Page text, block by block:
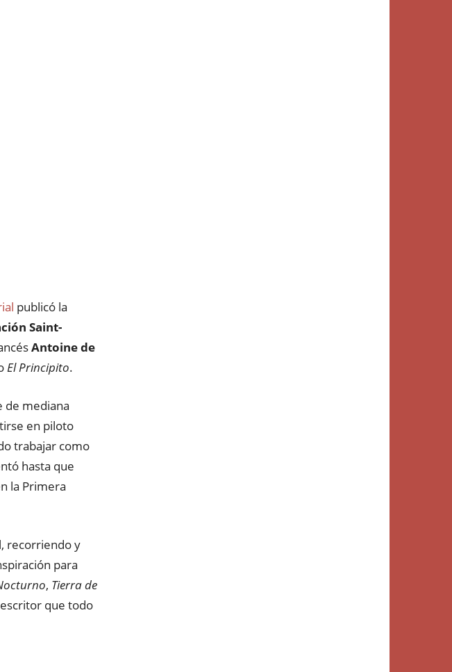
publicó la
Saint-
Antoine de
El Principito.
de mediana
en piloto
trabajar como
hasta que
la Primera
recorriendo y
para
, Tierra de
que todo